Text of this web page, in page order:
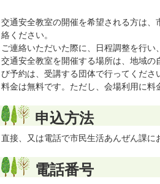
交通安全教室の開催を希望される方は
絡ください。
ご連絡いただいた際に、日程調整を行い
交通安全教室を開催する場所は、地域
び予約は、受講する団体で行ってくださ
料金は無料です。ただし、会場利用に料
申込方法
直接、又は電話で市民生活あんぜん課に
電話番号